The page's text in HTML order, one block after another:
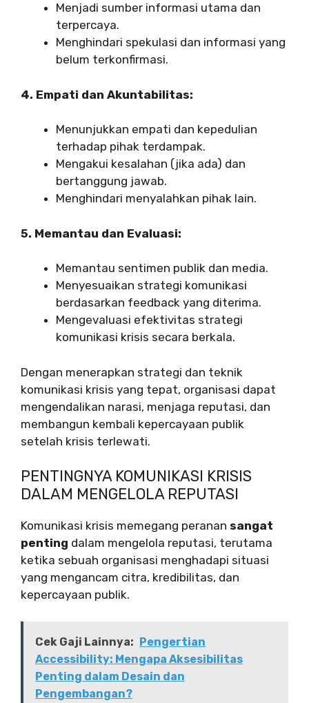
Menjadi sumber informasi utama dan
terpercaya.
Menghindari spekulasi dan informasi yang
belum terkonfirmasi.
4. Empati dan Akuntabilitas:
Menunjukkan empati dan kepedulian
terhadap pihak terdampak.
Mengakui kesalahan (jika ada) dan
bertanggung jawab.
Menghindari menyalahkan pihak lain.
5. Memantau dan Evaluasi:
Memantau sentimen publik dan media.
Menyesuaikan strategi komunikasi
berdasarkan feedback yang diterima.
Mengevaluasi efektivitas strategi
komunikasi krisis secara berkala.
Dengan menerapkan strategi dan teknik
komunikasi krisis yang tepat, organisasi dapat
mengendalikan narasi, menjaga reputasi, dan
membangun kembali kepercayaan publik
setelah krisis terlewati.
PENTINGNYA KOMUNIKASI KRISIS
DALAM MENGELOLA REPUTASI
Komunikasi krisis memegang peranan sangat
penting dalam mengelola reputasi, terutama
ketika sebuah organisasi menghadapi situasi
yang mengancam citra, kredibilitas, dan
kepercayaan publik.
Cek Gaji Lainnya: Pengertian
Accessibility: Mengapa Aksesibilitas
Penting dalam Desain dan
Pengembangan?